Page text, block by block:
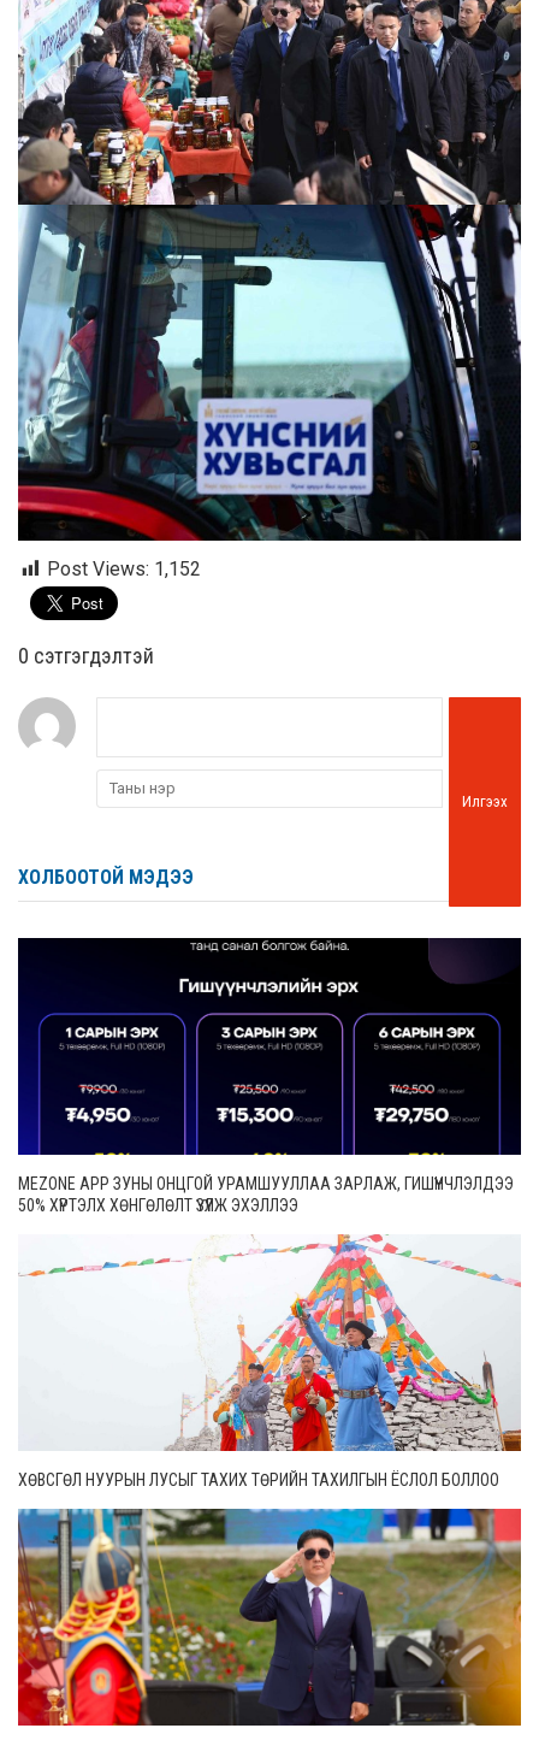
Post Views: 1,152
0 cэтгэгдэлтэй
Илгээх
ХОЛБООТОЙ МЭДЭЭ
MEZONE APP ЗУНЫ ОНЦГОЙ УРАМШУУЛЛАА ЗАРЛАЖ, ГИШҮҮНЧЛЭЛДЭЭ
50% ХҮРТЭЛХ ХӨНГӨЛӨЛТ ҮЗҮҮЛЖ ЭХЭЛЛЭЭ
ХӨВСГӨЛ НУУРЫН ЛУСЫГ ТАХИХ ТӨРИЙН ТАХИЛГЫН ЁСЛОЛ БОЛЛОО